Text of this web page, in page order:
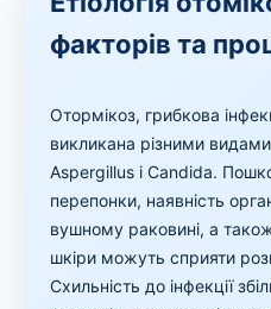
факторів та
Отормікоз, грибкова
викликана різними
Aspergillus і Candida.
перепонки, наявність
вушному раковині, а
шкіри можуть сприяти
Схильність до інфекції